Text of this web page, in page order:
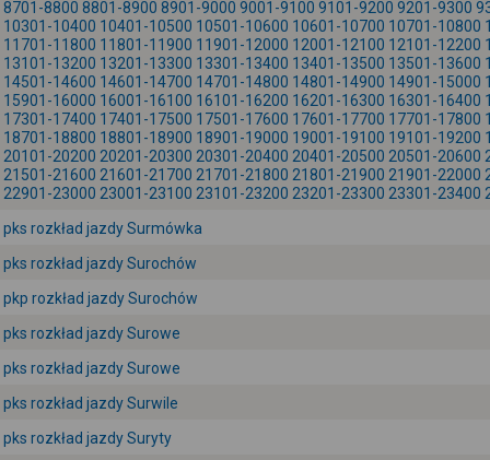
8701-8800 8801-8900 8901-9000 9001-9100 9101-9200 9201-9300
10301-10400 10401-10500 10501-10600 10601-10700 10701-10800
11701-11800 11801-11900 11901-12000 12001-12100 12101-12200
13101-13200 13201-13300 13301-13400 13401-13500 13501-13600
14501-14600 14601-14700 14701-14800 14801-14900 14901-15000
15901-16000 16001-16100 16101-16200 16201-16300 16301-16400
17301-17400 17401-17500 17501-17600 17601-17700 17701-17800
18701-18800 18801-18900 18901-19000 19001-19100 19101-19200
20101-20200 20201-20300 20301-20400 20401-20500 20501-20600
21501-21600 21601-21700 21701-21800 21801-21900 21901-22000
22901-23000 23001-23100 23101-23200 23201-23300 23301-23400
pks rozkład jazdy Surmówka
pks rozkład jazdy Surochów
pkp rozkład jazdy Surochów
pks rozkład jazdy Surowe
pks rozkład jazdy Surowe
pks rozkład jazdy Surwile
pks rozkład jazdy Suryty